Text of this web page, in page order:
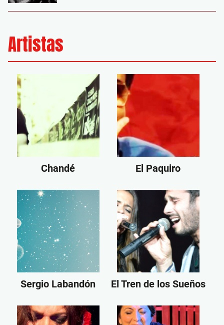
Artistas
Chandé El Paquiro
Sergio Labandón El Tren de los Sueños